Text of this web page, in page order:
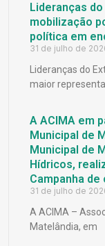
Lideranças
mobilização
política em
31 de julho de
Lideranças do
maior
A ACIMA em
Municipal de
Municipal de
Hídricos,
Campanha
31 de julho de
A ACIMA –
Matelândia, em